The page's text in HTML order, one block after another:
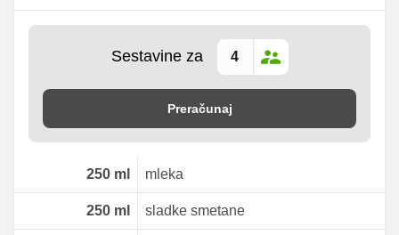
Sestavine za
Preračunaj
250ml mleka
250ml sladke smetane